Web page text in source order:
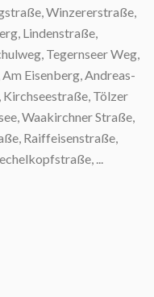
Winzererstraße,
Lindenstraße,
Tegernseer Weg,
Eisenberg, Andreas-
Tölzer
Waakirchner Straße,
Raiffeisenstraße,
...